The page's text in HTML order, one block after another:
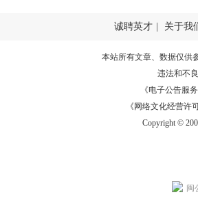
诚聘英才 关于我
本站所有文章、数据仅供
违法和不
《电子公告服务
《网络文化经营许
Copyright ©
闽